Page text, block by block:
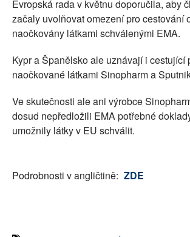
Evropská rada v květnu doporučila, aby
začaly uvolňovat omezení pro cestování
naočkovány látkami schválenými EMA.
Kypr a Španělsko ale uznávají i cestující
naočkované látkami Sinopharm a
Ve skutečnosti ale ani výrobce
dosud nepředložili EMA potřebné
umožnily látky v EU schválit.
Podrobnosti v angličtině: ZDE